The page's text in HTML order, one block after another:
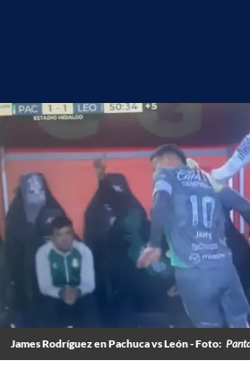
James Rodríguez en Pachuca vs León - Foto: